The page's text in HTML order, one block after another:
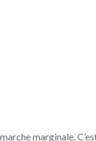
marginale.